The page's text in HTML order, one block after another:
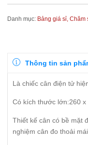
Danh mục: Bảng giá sỉ, Chăm
Thông tin sản
Là chiếc cân điện tử
Có kích thước lớn:260 x
Thiết kế cân có bề mặt
nghiệm cân đo thoải mái